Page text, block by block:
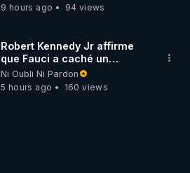
9 hours ago
94 views
Robert Kennedy Jr affirme
que Fauci a caché un
infarctus pulmonaire
survenu après sa
vaccination
Ni Oubli Ni Pardon
5 hours ago
160 views